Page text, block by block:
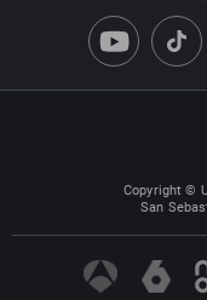
Copyright ©
San